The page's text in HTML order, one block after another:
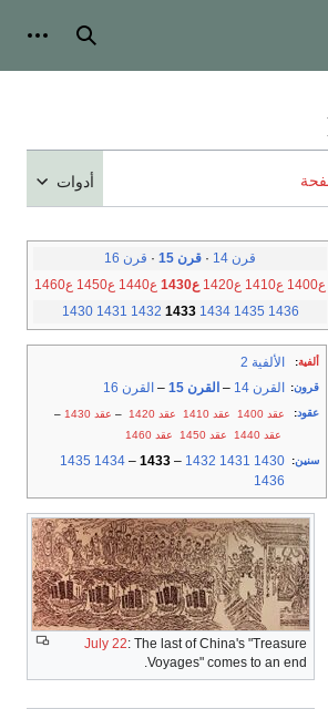
بحث
أدوات
قرن 14 · قرن 15 · قرن 16
ع1400 ع1410 ع1420 ع1430 ع1440 ع1450 ع1460
1430 1431 1432 1433 1434 1435 1436
ألفية: الألفية 2
قرون: القرن 14 – القرن 15 – القرن 16
عقود: عقد 1400 عقد 1410 عقد 1420 – عقد 1430
–
عقد 1440
عقد 1450 عقد 1460
سنين:
1430
1431
1432
–
1433
–
1434
1435
1436
July 22: The last of China's "Treasure
Voyages" comes to an end.